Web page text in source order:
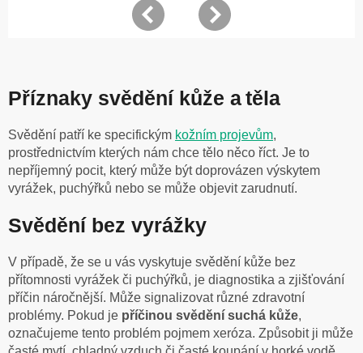
Příznaky svědění kůže a těla
Svědění patří ke specifickým kožním projevům,
prostřednictvím kterých nám chce tělo něco říct. Je to
nepříjemný pocit, který může být doprovázen výskytem
vyrážek, puchýřků nebo se může objevit zarudnutí.
Svědění bez vyrážky
V případě, že se u vás vyskytuje svědění kůže bez
přítomnosti vyrážek či puchýřků, je diagnostika a zjišťování
příčin náročnější. Může signalizovat různé zdravotní
problémy. Pokud je příčinou svědění suchá kůže,
označujeme tento problém pojmem xeróza. Způsobit ji může